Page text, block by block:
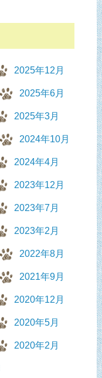
2025年12月
2025年6月
2025年3月
2024年10月
2024年4月
2023年12月
2023年7月
2023年2月
2022年8月
2021年9月
2020年12月
2020年5月
2020年2月